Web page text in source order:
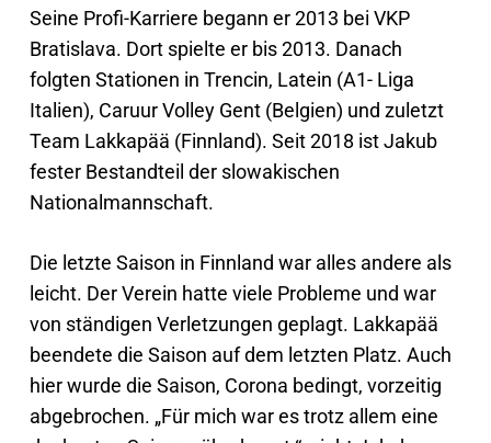
Seine Profi-Karriere begann er 2013 bei VKP
Bratislava. Dort spielte er bis 2013. Danach
folgten Stationen in Trencin, Latein (A1- Liga
Italien), Caruur Volley Gent (Belgien) und zuletzt
Team Lakkapää (Finnland). Seit 2018 ist Jakub
fester Bestandteil der slowakischen
Nationalmannschaft.
Die letzte Saison in Finnland war alles andere als
leicht. Der Verein hatte viele Probleme und war
von ständigen Verletzungen geplagt. Lakkapää
beendete die Saison auf dem letzten Platz. Auch
hier wurde die Saison, Corona bedingt, vorzeitig
abgebrochen. „Für mich war es trotz allem eine